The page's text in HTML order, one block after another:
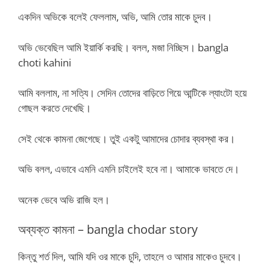
একদিন অভিকে বলেই ফেললাম, অভি, আমি তোর মাকে চুদব।
অভি ভেবেছিল আমি ইয়ার্কি করছি। বলল, মজা নিচ্ছিস। bangla
choti kahini
আমি বললাম, না সত্যি। সেদিন তোদের বাড়িতে গিয়ে আন্টিকে ল্যাংটো হয়ে
গোছল করতে দেখেছি।
সেই থেকে কামনা জেগেছে। তুই একটু আমাদের চোদার ব্যবস্থা কর।
অভি বলল, এভাবে এমনি এমনি চাইলেই হবে না। আমাকে ভাবতে দে।
অনেক ভেবে অভি রাজি হল।
অব্যক্ত কামনা – bangla chodar story
কিন্তু শর্ত দিল, আমি যদি ওর মাকে চুদি, তাহলে ও আমার মাকেও চুদবে।